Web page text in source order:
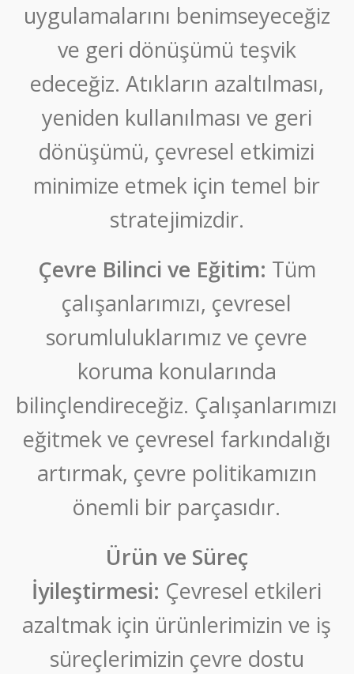
uygulamalarını benimseyeceğiz
ve geri dönüşümü teşvik
edeceğiz. Atıkların azaltılması,
yeniden kullanılması ve geri
dönüşümü, çevresel etkimizi
minimize etmek için temel bir
stratejimizdir.
Çevre Bilinci ve Eğitim: Tüm
çalışanlarımızı, çevresel
sorumluluklarımız ve çevre
koruma konularında
bilinçlendireceğiz. Çalışanlarımızı
eğitmek ve çevresel farkındalığı
artırmak, çevre politikamızın
önemli bir parçasıdır.
Ürün ve Süreç
İyileştirmesi: Çevresel etkileri
azaltmak için ürünlerimizin ve iş
süreçlerimizin çevre dostu